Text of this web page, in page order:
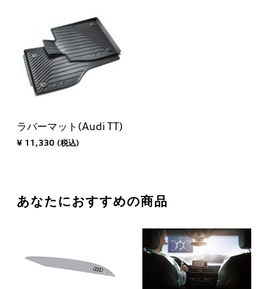
ラバーマット(Audi TT)
¥ 11,330 (税込)
あなたにおすすめの商品